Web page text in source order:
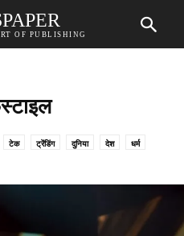
OF PUBLISHING
टेक ट्रेंडिंग दुनिया देश धर्म
स्पेशल रिपोर्ट हेल्थ